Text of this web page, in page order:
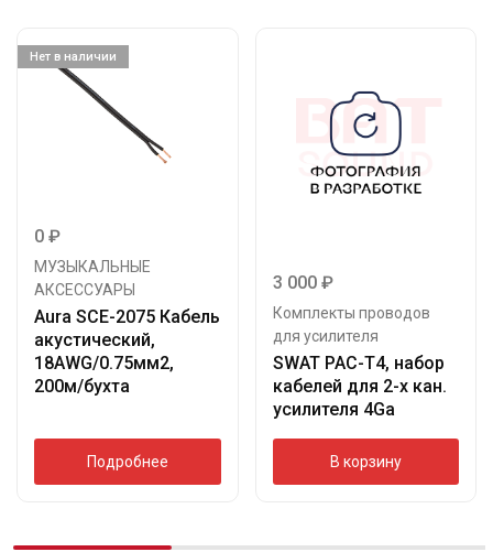
Нет в наличии
0 ₽
МУЗЫКАЛЬНЫЕ
АКСЕССУАРЫ
Aura SCE-2075 Кабель
акустический,
18AWG/0.75мм2,
200м/бухта
Подробнее
3 000 ₽
Комплекты проводов
для усилителя
SWAT PAC-T4, набор
кабелей для 2-х кан.
усилителя 4Ga
В корзину